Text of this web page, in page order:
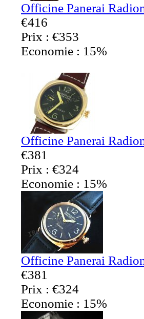
Officine Panerai
€416
Prix : €353
Economie : 15%
Officine Panerai
€381
Prix : €324
Economie : 15%
Officine Panerai
€381
Prix : €324
Economie : 15%